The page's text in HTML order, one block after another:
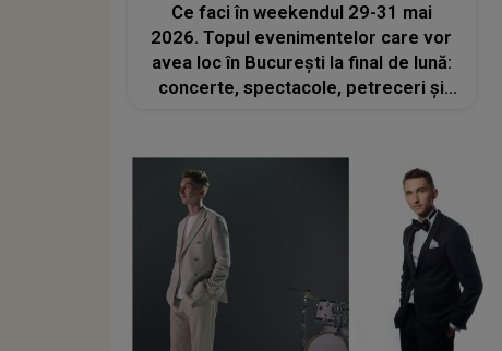
Ce faci în weekendul 29-31 mai
2026. Topul evenimentelor care vor
avea loc în București la final de lună:
concerte, spectacole, petreceri și